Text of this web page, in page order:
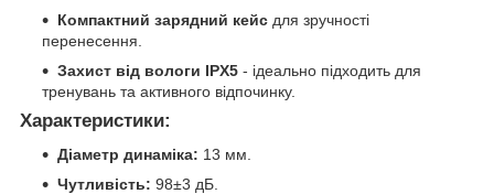
Компактний зарядний кейс для зручності
перенесення.
Захист від вологи IPX5 - ідеально підходить для
тренувань та активного відпочинку.
Характеристики:
Діаметр динаміка: 13 мм.
Чутливість: 98±3 дБ.